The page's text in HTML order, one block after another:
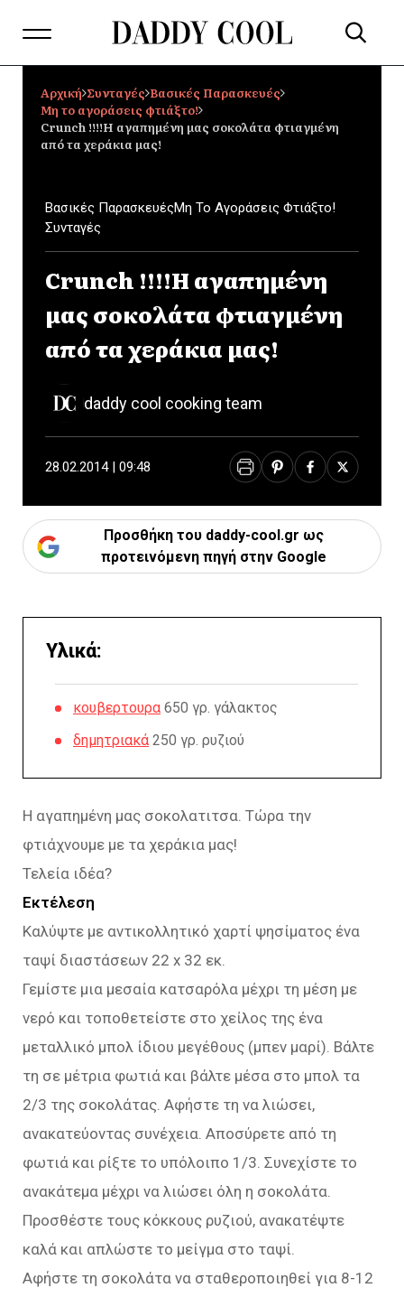
Αρχική Συνταγές Βασικές Παρασκευές
Μη το αγοράσεις φτιάξτο!
Crunch !!!!Η αγαπημένη μας σοκολάτα φτιαγμένη
από τα χεράκια μας!
Βασικές ΠαρασκευέςΜη Το Αγοράσεις Φτιάξτο!
Συνταγές
Crunch !!!!Η αγαπημένη
μας σοκολάτα φτιαγμένη
από τα χεράκια μας!
daddy cool cooking team
28.02.2014 | 09:48
Προσθήκη του daddy-cool.gr ως
προτεινόμενη πηγή στην Google
Υλικά:
κουβερτουρα 650 γρ. γάλακτος
δημητριακά 250 γρ. ρυζιού
Η αγαπημένη μας σοκολατιτσα. Τώρα την
φτιάχνουμε με τα χεράκια μας!
Τελεία ιδέα?
Εκτέλεση
Καλύψτε µε αντικολλητικό χαρτί ψησίματος ένα
ταψί διαστάσεων 22 x 32 εκ.
Γεμίστε μια μεσαία κατσαρόλα μέχρι τη μέση µε
νερό και τοποθετείστε στο χείλος της ένα
μεταλλικό μπολ ίδιου μεγέθους (μπεν μαρί). Βάλτε
τη σε μέτρια φωτιά και βάλτε μέσα στο μπολ τα
2/3 της σοκολάτας. Αφήστε τη να λιώσει,
ανακατεύοντας συνέχεια. Αποσύρετε από τη
φωτιά και ρίξτε το υπόλοιπο 1/3. Συνεχίστε το
ανακάτεμα μέχρι να λιώσει όλη η σοκολάτα.
Προσθέστε τους κόκκους ρυζιού, ανακατέψτε
καλά και απλώστε το μείγμα στο ταψί.
Αφήστε τη σοκολάτα να σταθεροποιηθεί για 8-12